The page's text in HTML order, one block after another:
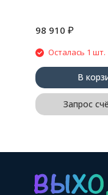
98 910 ₽
Осталась 1 шт.
В
Запрос